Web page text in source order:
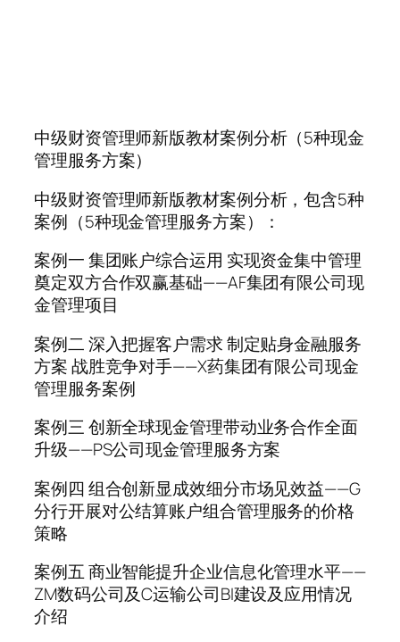
中级财资管理师新版教材案例分析（5种现金
管理服务方案）
中级财资管理师新版教材案例分析，包含5种
案例（5种现金管理服务方案）：
案例一 集团账户综合运用 实现资金集中管理
奠定双方合作双赢基础——AF集团有限公司现
金管理项目
案例二 深入把握客户需求 制定贴身金融服务
方案 战胜竞争对手——X药集团有限公司现金
管理服务案例
案例三 创新全球现金管理带动业务合作全面
升级——PS公司现金管理服务方案
案例四 组合创新显成效细分市场见效益——G
分行开展对公结算账户组合管理服务的价格
策略
案例五 商业智能提升企业信息化管理水平——
ZM数码公司及C运输公司BI建设及应用情况
介绍